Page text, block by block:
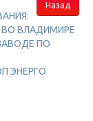
Назад
ВО ВЛАДИМИРЕ
ПО
ЭНЕРГО